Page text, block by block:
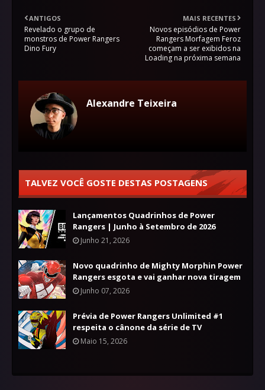
MAIS RECENTES
Novos episódios de Power
Rangers Morfagem Feroz
começam a ser exibidos na
Loading na próxima semana
ANTIGOS
Revelado o grupo de
monstros de Power Rangers
Dino Fury
Alexandre Teixeira
TALVEZ VOCÊ GOSTE DESTAS POSTAGENS
Lançamentos Quadrinhos de Power
Rangers | Junho à Setembro de 2026
Junho 21, 2026
Novo quadrinho de Mighty Morphin Power
Rangers esgota e vai ganhar nova tiragem
Junho 07, 2026
Prévia de Power Rangers Unlimited #1
respeita o cânone da série de TV
Maio 15, 2026